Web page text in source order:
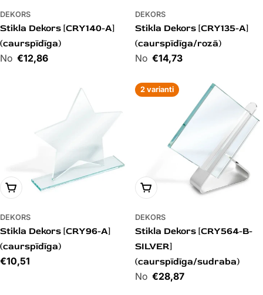
DEKORS
Stikla Dekors [CRY140-A]
(caurspīdīga)
Cena€12,86
DEKORS
Stikla Dekors [CRY135-A]
(caurspīdīga/rozā)
Cena€14,73
PIEVIENOT GROZAM
DEKORS
Stikla Dekors [CRY96-A]
(caurspīdīga)
Cena
€10,51
2 varianti
PIEVIENOT GROZAM
DEKORS
Stikla Dekors [CRY564-B-
SILVER]
(caurspīdīga/sudraba)
Cena€28,87